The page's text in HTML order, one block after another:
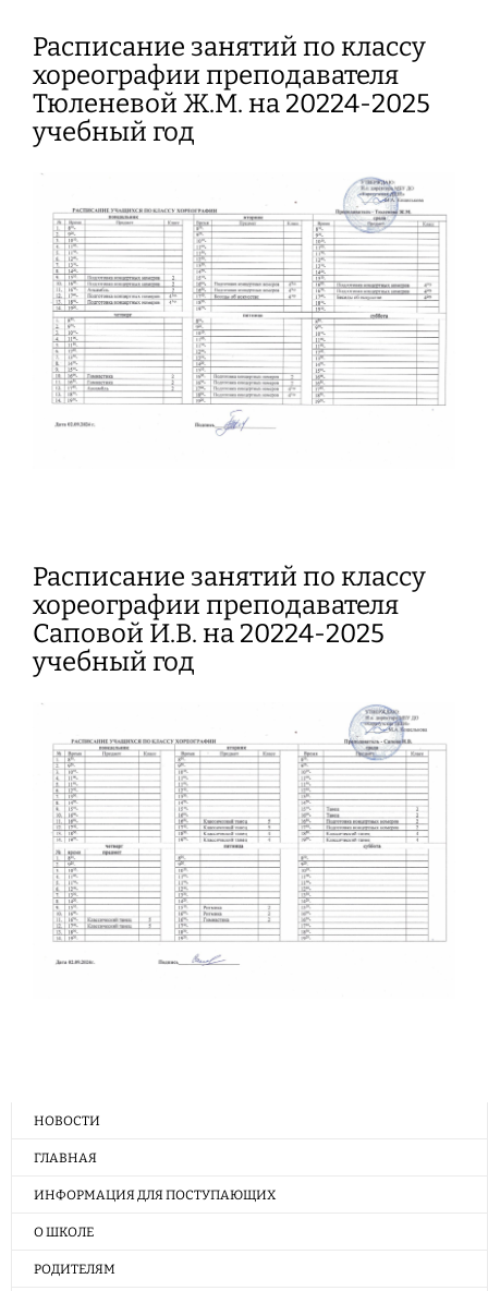
Расписание занятий по классу
хореографии преподавателя
Тюленевой Ж.М. на 20224-2025
учебный год
Расписание занятий по классу
хореографии преподавателя
Саповой И.В. на 20224-2025
учебный год
НОВОСТИ
ГЛАВНАЯ
ИНФОРМАЦИЯ ДЛЯ ПОСТУПАЮЩИХ
О ШКОЛЕ
РОДИТЕЛЯМ